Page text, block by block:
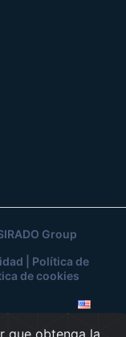
Group
Política de
de cookies
que obtenga la